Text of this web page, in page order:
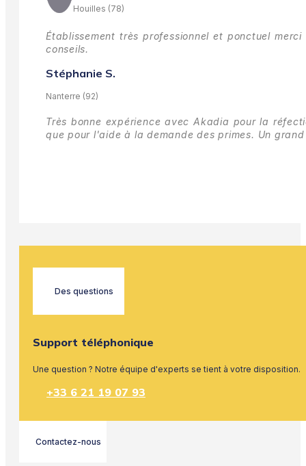
Houilles (78)
Établissement très professionnel et ponctuel
conseils.
Stéphanie S.
Nanterre (92)
Très bonne expérience avec Akadia pour la
que pour l'aide à la demande des primes. Un
Des questions
Support téléphonique
Une question ? Notre équipe d'experts se tient à votre disposition.
+33 6 21 19 07 93
Contactez-nous